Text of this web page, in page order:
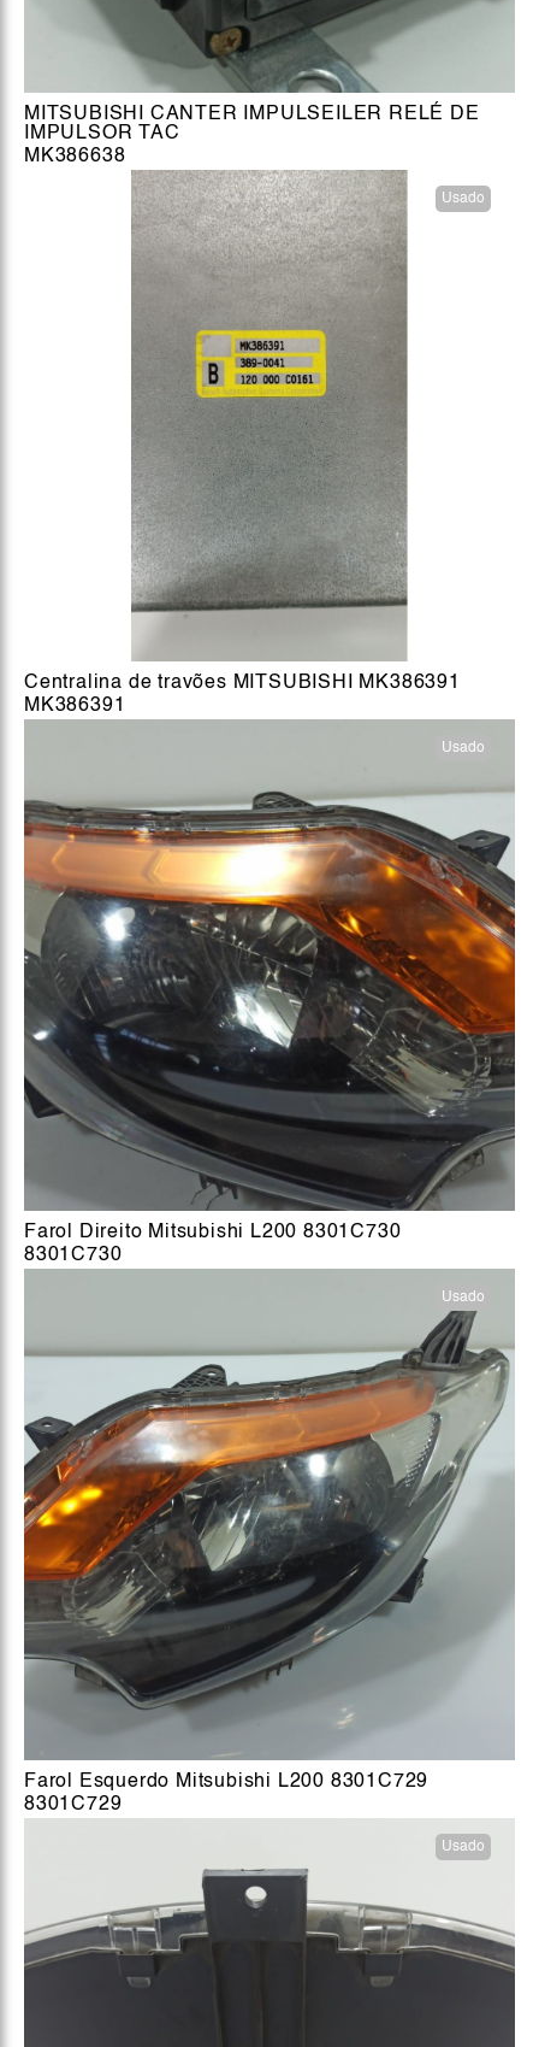
MITSUBISHI CANTER IMPULSEILER RELÉ DE
IMPULSOR TAC
MK386638
Usado
Centralina de travões MITSUBISHI MK386391
MK386391
Usado
Farol Direito Mitsubishi L200 8301C730
8301C730
Usado
Farol Esquerdo Mitsubishi L200 8301C729
8301C729
Usado